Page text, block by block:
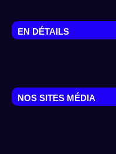
EN DÉTAILS
NOS SITES MÉDIA